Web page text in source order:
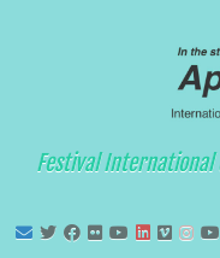
Festival International